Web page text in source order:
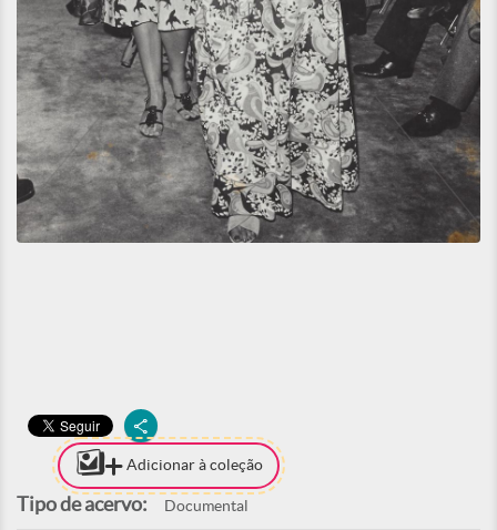
Adicionar à coleção
Tipo de acervo: Documental